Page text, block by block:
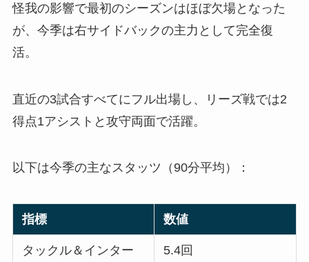
怪我の影響で最初のシーズンはほぼ欠場となった
が、今季は右サイドバックの主力として完全復
活。
直近の3試合すべてにフル出場し、リーズ戦では2
得点1アシストと攻守両面で活躍。
以下は今季の主なスタッツ（90分平均）：
指標 数値
タックル＆インター
5.4回